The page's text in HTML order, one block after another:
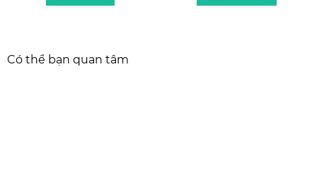
Có thể bạn quan tâm